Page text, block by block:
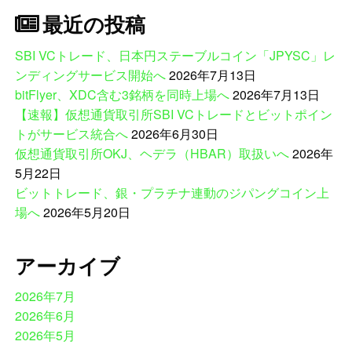
最近の投稿
SBI VCトレード、日本円ステーブルコイン「JPYSC」レ
ンディングサービス開始へ2026年7月13日
bitFlyer、XDC含む3銘柄を同時上場へ2026年7月13日
【速報】仮想通貨取引所SBI VCトレードとビットポイン
トがサービス統合へ2026年6月30日
仮想通貨取引所OKJ、ヘデラ（HBAR）取扱いへ2026年
5月22日
ビットトレード、銀・プラチナ連動のジパングコイン上
場へ2026年5月20日
アーカイブ
2026年7月
2026年6月
2026年5月